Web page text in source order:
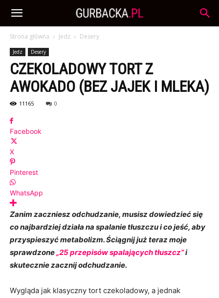
Strona główna Jedz Desery
Jedz Desery
CZEKOLADOWY TORT Z
AWOKADO (BEZ JAJEK I MLEKA)
11165 0
Facebook
X
Pinterest
WhatsApp
Zanim zaczniesz odchudzanie, musisz dowiedzieć się
co najbardziej działa na spalanie tłuszczu i co jeść, aby
przyspieszyć metabolizm.Ściągnij już teraz moje
sprawdzone„25 przepisów spalających tłuszcz”i
skutecznie zacznij odchudzanie.
Wygląda jak klasyczny tort czekoladowy, a jednak